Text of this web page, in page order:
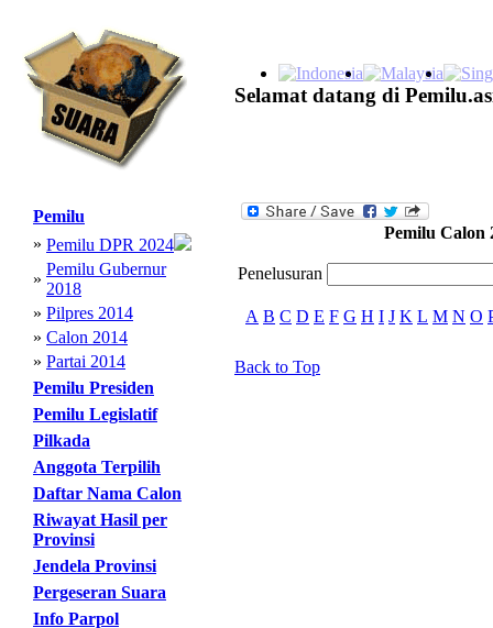
Selamat datang di
Pemilu
» Pemilu DPR 2024
»
Pemilu Gubernur
2018
» Pilpres 2014
» Calon 2014
» Partai 2014
Pemilu Presiden
Pemilu Legislatif
Pilkada
Anggota Terpilih
Daftar Nama Calon
Riwayat Hasil per
Provinsi
Jendela Provinsi
Pergeseran Suara
Info Parpol
Pemilu Calon
Penelusuran
A B C D E F G H I J K L M N O
Back to Top